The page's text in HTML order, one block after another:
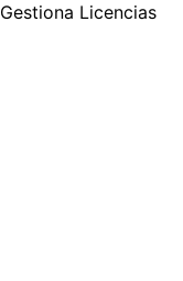
Gestiona Licencias